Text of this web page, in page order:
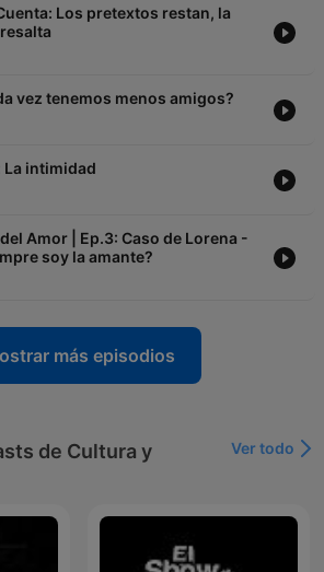
Los pretextos restan, la
vez tenemos menos amigos?
La intimidad
Amor | Ep.3: Caso de Lorena -
soy la amante?
más episodios
de Cultura y
Ver todo